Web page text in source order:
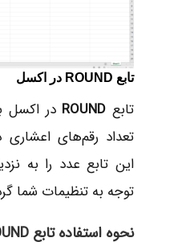
تابع ROUND در اکسل
تابع ROUND در اکسل
تعداد رقم‌های اعشاری
این تابع عدد را به
توجه به تنظیمات شما
نحوه استفاده تابع ROUND: